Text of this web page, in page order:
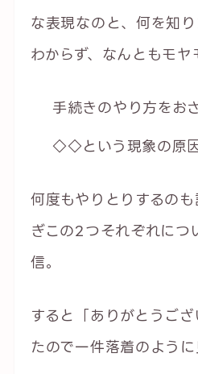
な表現なのと、何を知
わからず、なんともモヤ
手続きのやり方をお
◇◇という現象の原
何度もやりとりするの
ぎこの2つそれぞれにつ
信。
すると「ありがとうご
たので一件落着のように